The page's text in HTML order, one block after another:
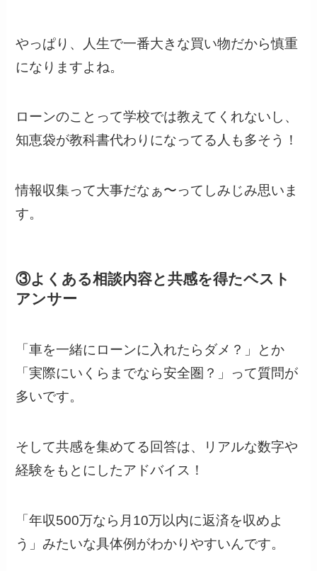
やっぱり、人生で一番大きな買い物だから慎重
になりますよね。
ローンのことって学校では教えてくれないし、
知恵袋が教科書代わりになってる人も多そう！
情報収集って大事だなぁ〜ってしみじみ思いま
す。
③よくある相談内容と共感を得たベスト
アンサー
「車を一緒にローンに入れたらダメ？」とか
「実際にいくらまでなら安全圏？」って質問が
多いです。
そして共感を集めてる回答は、リアルな数字や
経験をもとにしたアドバイス！
「年収500万なら月10万以内に返済を収めよ
う」みたいな具体例がわかりやすいんです。